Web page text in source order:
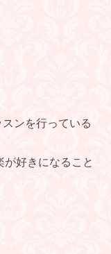
ンを行っている
好きになること